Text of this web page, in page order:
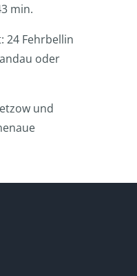
min.
24 Fehrbellin
oder
und